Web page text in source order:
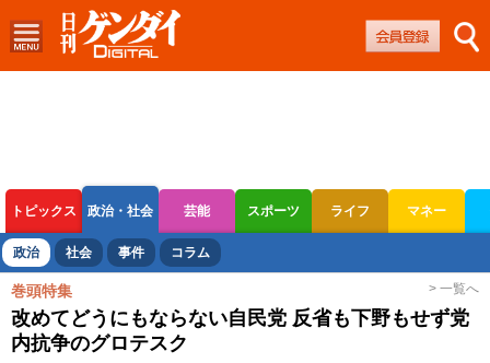
トピックス 政治・社会 芸能 スポーツ ライフ マネー
ボートレース 競輪 オートレース
政治 社会 事件 コラム
巻頭特集 > 一覧へ
改めてどうにもならない自民党 反省も下野もせず党
内抗争のグロテスク